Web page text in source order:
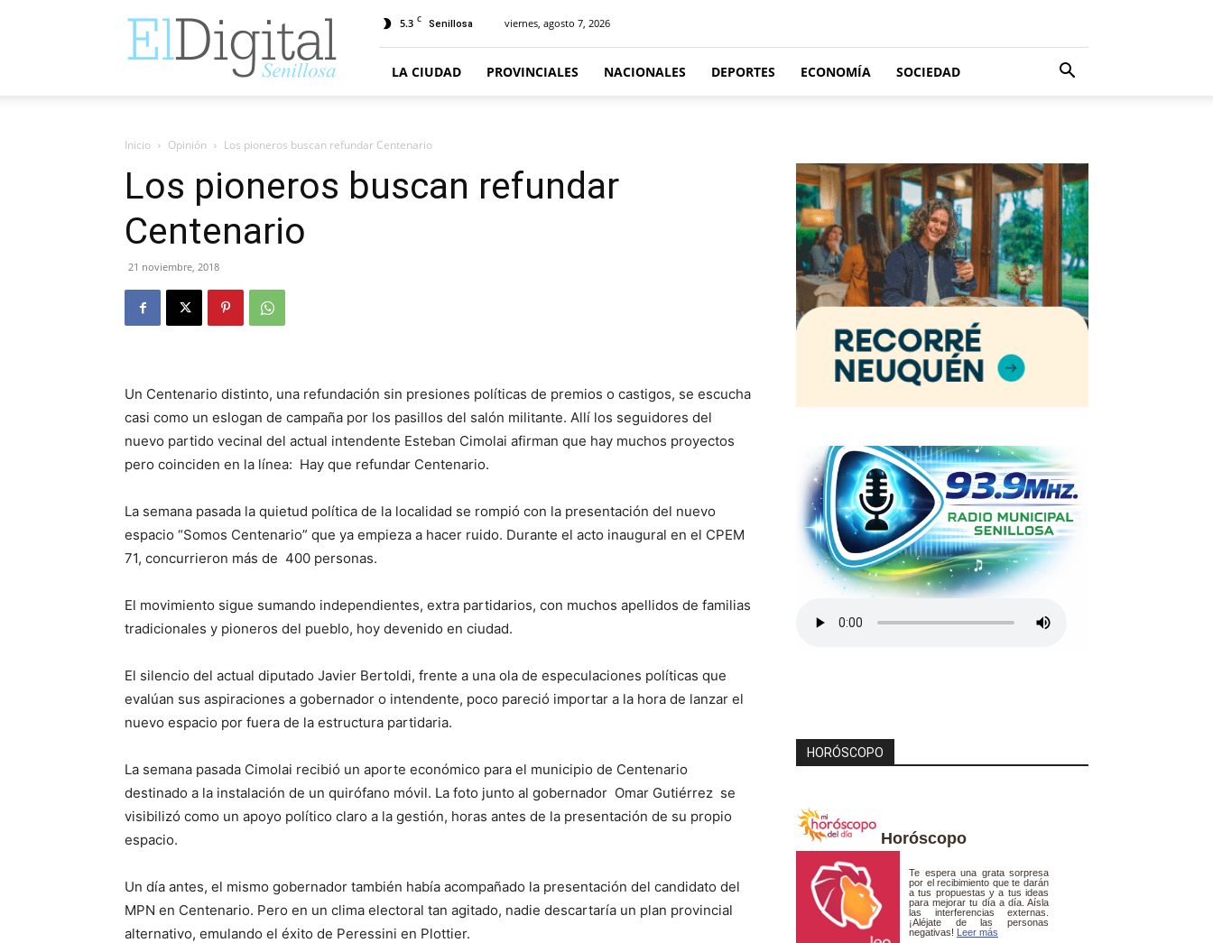
5.3 C Senillosa viernes, agosto 7, 2026
LA CIUDAD PROVINCIALES NACIONALES DEPORTES ECONOMÍA SOCIEDAD
Inicio Opinión Los pioneros buscan refundar Centenario
Los pioneros buscan refundar
Centenario
21 noviembre, 2018
Un Centenario distinto, una refundación sin presiones políticas de premios o castigos, se escucha
casi como un eslogan de campaña por los pasillos del salón militante. Allí los seguidores del
nuevo partido vecinal del actual intendente Esteban Cimolai afirman que hay muchos proyectos
pero coinciden en la línea: Hay que refundar Centenario.
La semana pasada la quietud política de la localidad se rompió con la presentación del nuevo
espacio “Somos Centenario” que ya empieza a hacer ruido. Durante el acto inaugural en el CPEM
71, concurrieron más de 400 personas.
El movimiento sigue sumando independientes, extra partidarios, con muchos apellidos de familias
tradicionales y pioneros del pueblo, hoy devenido en ciudad.
El silencio del actual diputado Javier Bertoldi, frente a una ola de especulaciones políticas que
evalúan sus aspiraciones a gobernador o intendente, poco pareció importar a la hora de lanzar el
nuevo espacio por fuera de la estructura partidaria.
La semana pasada Cimolai recibió un aporte económico para el municipio de Centenario
destinado a la instalación de un quirófano móvil. La foto junto al gobernador Omar Gutiérrez se
visibilizó como un apoyo político claro a la gestión, horas antes de la presentación de su propio
espacio.
Un día antes, el mismo gobernador también había acompañado la presentación del candidato del
MPN en Centenario. Pero en un clima electoral tan agitado, nadie descartaría un plan provincial
alternativo, emulando el éxito de Peressini en Plottier.
HORÓSCOPO
Horóscopo